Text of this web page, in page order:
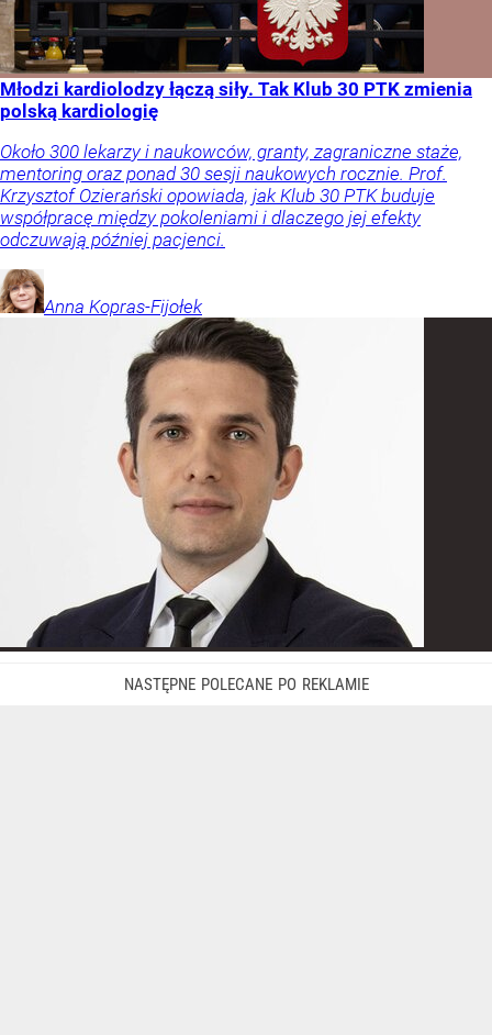
Młodzi kardiolodzy łączą siły. Tak Klub 30 PTK zmienia
polską kardiologię
Około 300 lekarzy i naukowców, granty, zagraniczne staże,
mentoring oraz ponad 30 sesji naukowych rocznie. Prof.
Krzysztof Ozierański opowiada, jak Klub 30 PTK buduje
współpracę między pokoleniami i dlaczego jej efekty
odczuwają później pacjenci.
Anna Kopras-Fijołek